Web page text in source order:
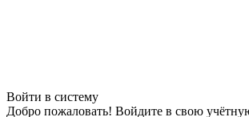
Войти в систему
Добро пожаловать! Войдите в свою